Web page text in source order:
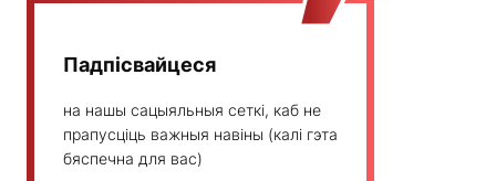
Падпісвайцеся
на нашы сацыяльныя сеткі, каб не
прапусціць важныя навіны (калі гэта
бяспечна для вас)